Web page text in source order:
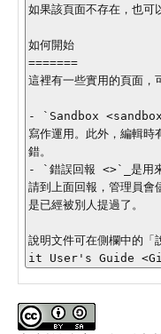
如果該頁面不存在，也可
如何開始
=======
這裡有一些實用的頁面，
- `Sandbox
寫作運用。此外，編輯
錯。
- `錯誤回報 <>`_是用來
請到上面回報，管理員會
是已經被別人提過了。
說明文件可在側欄中的